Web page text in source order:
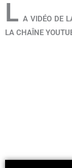
L A VIDÉO DE
LA CHAÎNE